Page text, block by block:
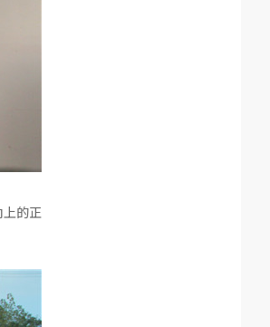
的正